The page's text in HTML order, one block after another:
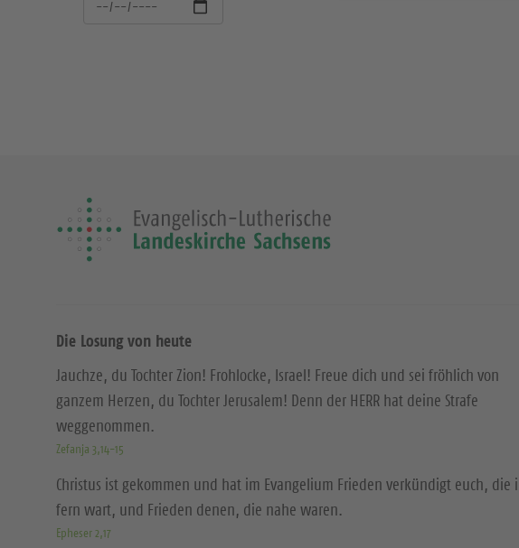
Die Losung von heute
Jauchze, du Tochter Zion! Frohlocke, Israel! Freue dich und sei fröhlich von
ganzem Herzen, du Tochter Jerusalem! Denn der HERR hat deine Strafe
weggenommen.
Zefanja 3,14-15
Christus ist gekommen und hat im Evangelium Frieden verkündigt euch, die
fern wart, und Frieden denen, die nahe waren.
Epheser 2,17